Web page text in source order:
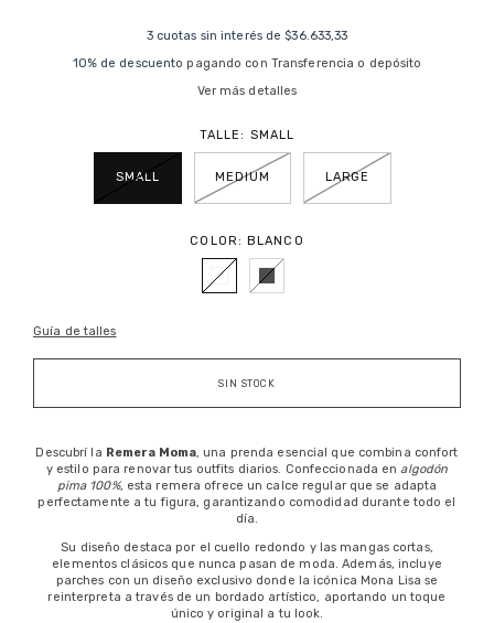
3 cuotas sin interés de$36.633,33
10% de descuento pagando con Transferencia o depósito
Ver más detalles
TALLE: SMALL
SMALL MEDIUM LARGE
COLOR:BLANCO
Guía de talles
Descubrí la Remera Moma, una prenda esencial que combina confort
y estilo para renovar tus outfits diarios. Confeccionada enalgodón
pima 100%, esta remera ofrece un calce regular que se adapta
perfectamente a tu figura, garantizando comodidad durante todo el
día.
Su diseño destaca por el cuello redondo y las mangas cortas,
elementos clásicos que nunca pasan de moda. Además, incluye
parches con un diseño exclusivo donde la icónica Mona Lisa se
reinterpreta a través de un bordado artístico, aportando un toque
único y original a tu look.